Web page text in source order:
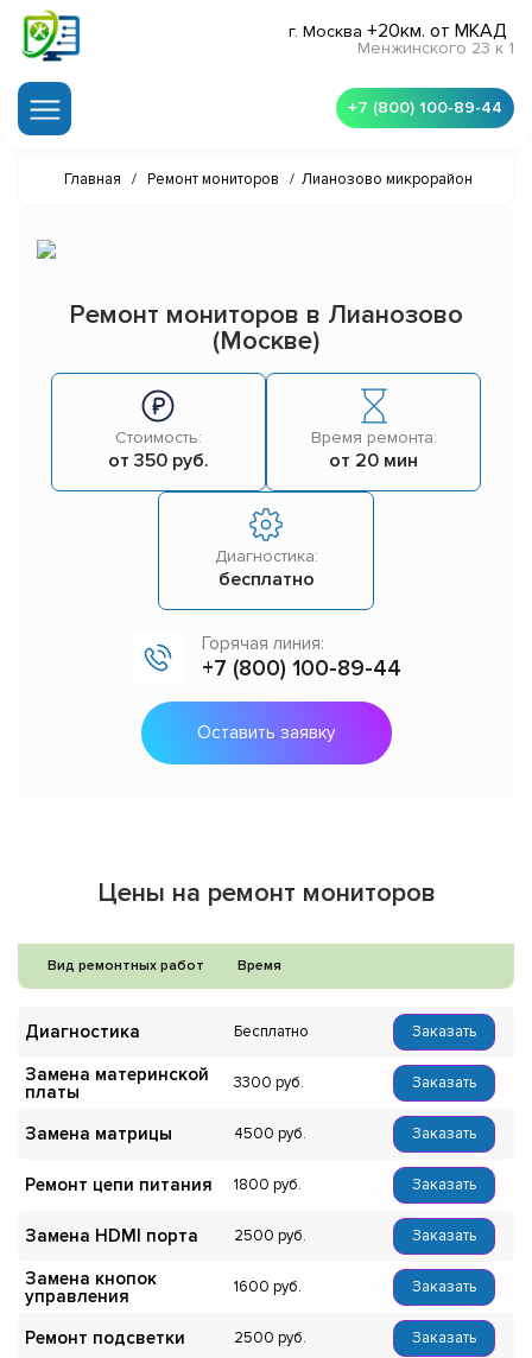
г. Москва +20км. от МКАД
Менжинского 23 к 1
+7 (800) 100-89-44
Главная / Ремонт мониторов / Лианозово микрорайон
Ремонт мониторов в Лианозово
(Москве)
Стоимость:
от 350 руб.
Время ремонта:
от 20 мин
Диагностика:
бесплатно
Горячая линия:
+7 (800) 100-89-44
Оставить заявку
Цены на ремонт мониторов
Вид ремонтных работ Время
Диагностика Бесплатно Заказать
Замена материнской
платы
3300 Заказать
Замена матрицы 4500 Заказать
Ремонт цепи питания 1800 Заказать
Замена HDMI порта 2500 Заказать
Замена кнопок
управления
1600 Заказать
Ремонт подсветки 2500 Заказать